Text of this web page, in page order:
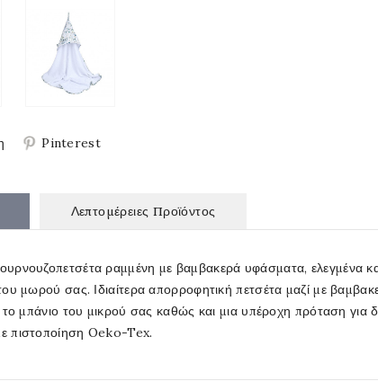
Pinterest
Λεπτομέρειες Προϊόντος
ραμμένη με βαμβακερά υφάσματα, ελεγμένα
μωρού σας. Ιδιαίτερα απορροφητική πετσέτα μαζί με
το μπάνιο του μικρού σας καθώς και μια υπέροχη πρόταση
πιστοποίηση Oeko-Tex.